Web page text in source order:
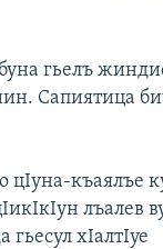
гьелъ
Сапиятица
цIуна-къаялъе
лъалев
гьесул хIалтIуе